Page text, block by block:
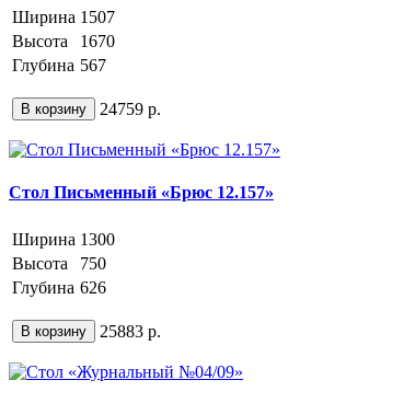
Ширина 1507
Высота
1670
Глубина 567
В корзину 24759 р.
Стол Письменный «Брюс 12.157»
Ширина 1300
Высота
750
Глубина 626
В корзину 25883 р.